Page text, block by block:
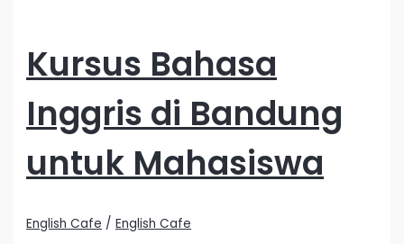
Kursus Bahasa
Inggris di Bandung
untuk Mahasiswa
English Cafe /English Cafe